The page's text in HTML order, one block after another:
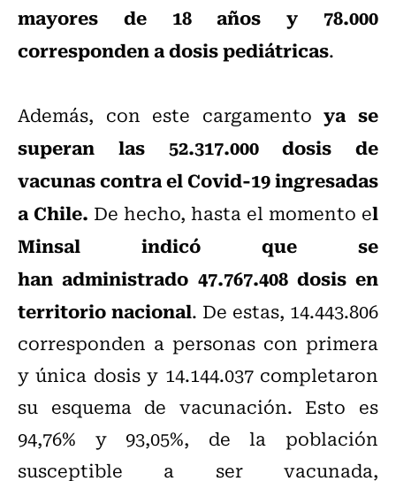
mayores de 18 años y 78.000
corresponden a dosis pediátricas.
Además, con este cargamentoya se
superan las 52.317.000 dosis de
vacunas contra el Covid-19 ingresadas
a Chile. De hecho, hasta el momento el
Minsal indicó que se
han administrado 47.767.408 dosis en
territorio nacional. De estas, 14.443.806
corresponden a personas con primera
y única dosis y 14.144.037 completaron
su esquema de vacunación. Esto es
94,76% y 93,05%, de la población
susceptible a ser vacunada,